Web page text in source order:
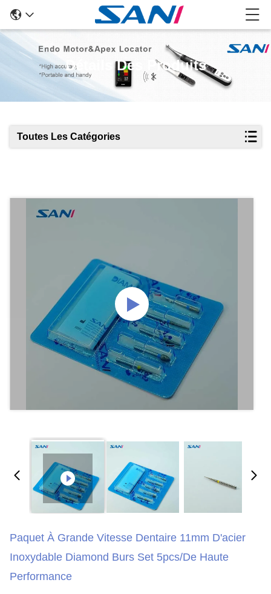
Détails Des Produits
Toutes Les Catégories
Paquet À Grande Vitesse Dentaire 11mm D'acier
Inoxydable Diamond Burs Set 5pcs/de Haute
Performance